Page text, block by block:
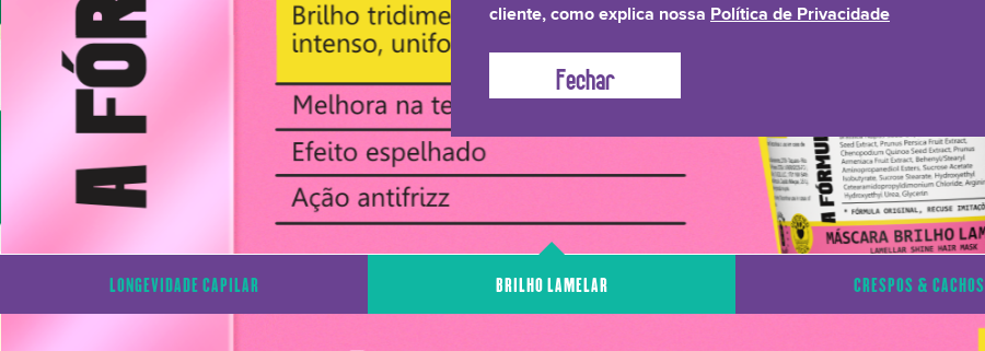
LONGEVIDADE CAPILAR BRILHO LAMELAR CRESPOS & CACHOS
cliente, como explica nossa Política de Privacidade